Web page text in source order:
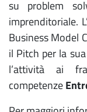
su problem
imprenditoriale.
Business Model
il Pitch per la
l’attività ai
competenze